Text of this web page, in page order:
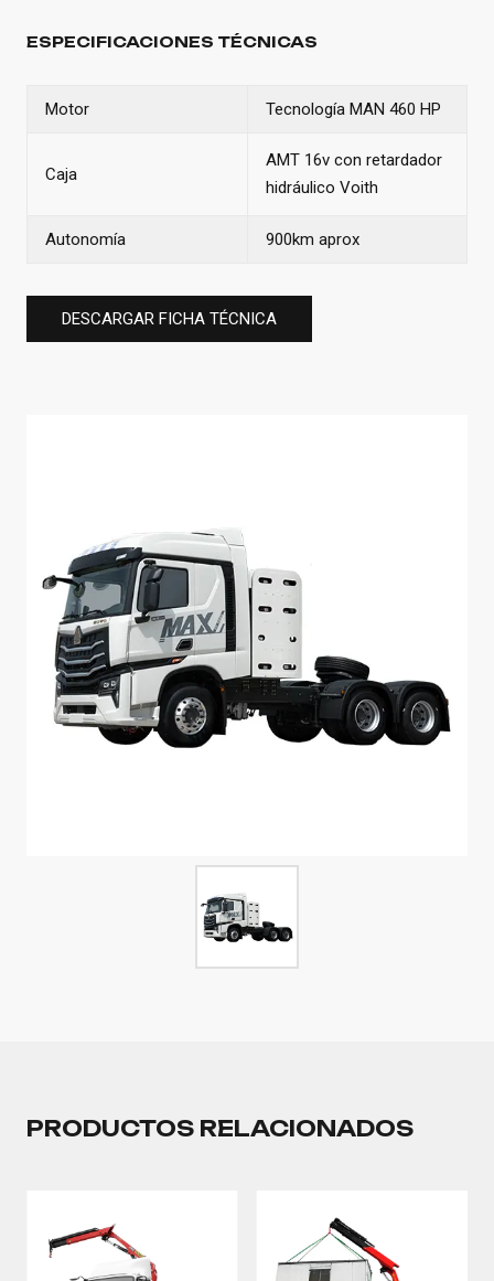
ESPECIFICACIONES TÉCNICAS
Motor Tecnología MAN 460 HP
Caja
AMT 16v con retardador
hidráulico Voith
Autonomía 900km aprox
DESCARGAR FICHA TÉCNICA
PRODUCTOS RELACIONADOS